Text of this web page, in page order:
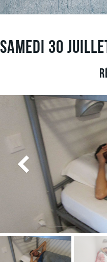
Samedi 30